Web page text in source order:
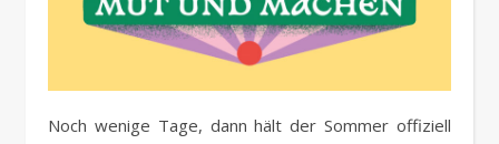
Noch wenige Tage, dann hält der Sommer offiziell